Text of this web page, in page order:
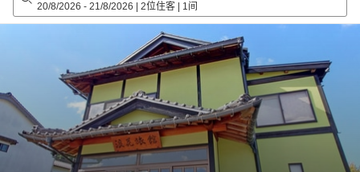
20/8/2026 - 21/8/2026 2位住客 1间